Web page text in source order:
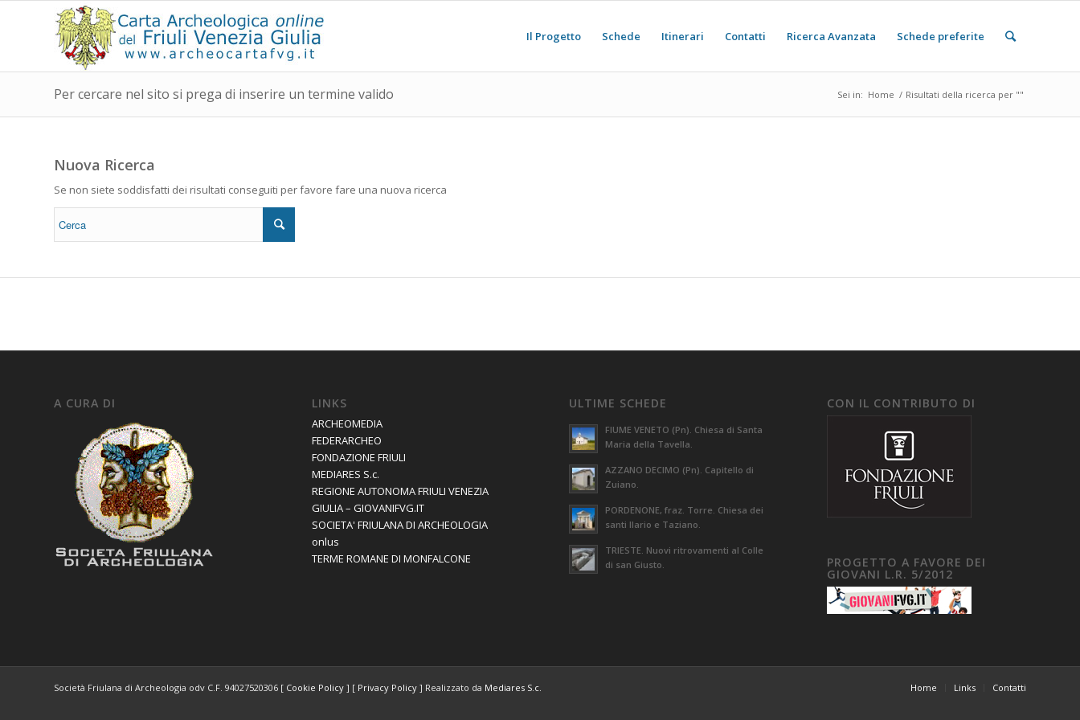
Il Progetto Schede Itinerari Contatti Ricerca Avanzata Schede preferite
Per cercare nel sito si prega di inserire un termine valido Sei in: Home / Risultati della ricerca per ""
Nuova Ricerca
Se non siete soddisfatti dei risultati conseguiti per favore fare una nuova ricerca
A CURA DI LINKS
ARCHEOMEDIA
FEDERARCHEO
FONDAZIONE FRIULI
MEDIARES S.c.
REGIONE AUTONOMA FRIULI VENEZIA
GIULIA – GIOVANIFVG.IT
SOCIETA' FRIULANA DI ARCHEOLOGIA
onlus
TERME ROMANE DI MONFALCONE
ULTIME SCHEDE
FIUME VENETO (Pn). Chiesa di Santa
Maria della Tavella.
AZZANO DECIMO (Pn). Capitello di
Zuiano.
PORDENONE, fraz. Torre. Chiesa dei
santi Ilario e Taziano.
TRIESTE. Nuovi ritrovamenti al Colle
di san Giusto.
CON IL CONTRIBUTO DI
PROGETTO A FAVORE DEI
GIOVANI L.R. 5/2012
Società Friulana di Archeologia odv C.F. 94027520306 [ Cookie Policy ] [ Privacy Policy ] Realizzato da Mediares S.c. Home Links Contatti